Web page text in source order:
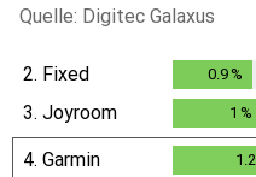
Quelle: Digitec Galaxus
2. Fixed 0.9 %
3. Joyroom 1 %
4. Garmin 1.2